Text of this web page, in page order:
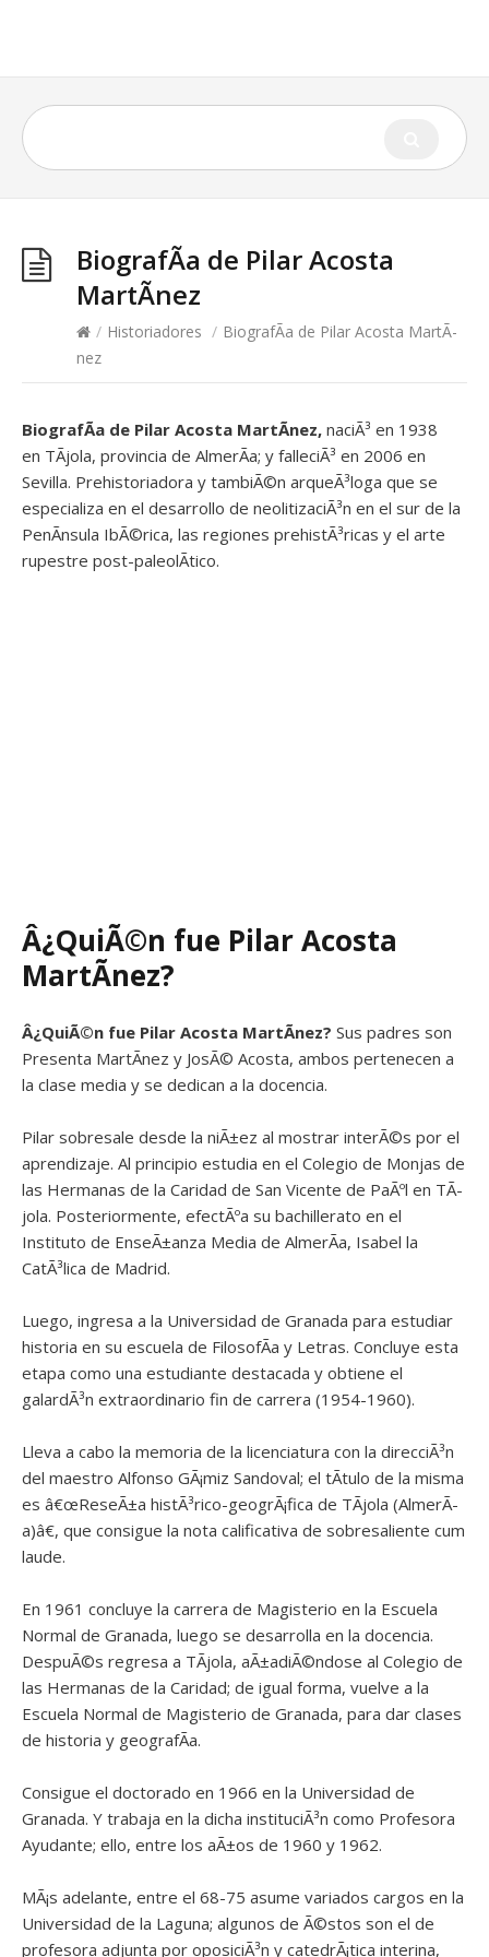
BiografÃ­a de Pilar Acosta
MartÃ­nez
/ Historiadores / BiografÃ­a de Pilar Acosta MartÃ­
nez
BiografÃ­a de Pilar Acosta MartÃ­nez, naciÃ³ en 1938
en TÃ­jola, provincia de AlmerÃ­a; y falleciÃ³ en 2006 en
Sevilla. Prehistoriadora y tambiÃ©n arqueÃ³loga que se
especializa en el desarrollo de neolitizaciÃ³n en el sur de la
PenÃ­nsula IbÃ©rica, las regiones prehistÃ³ricas y el arte
rupestre post-paleolÃ­tico.
Â¿QuiÃ©n fue Pilar Acosta
MartÃ­nez?
Â¿QuiÃ©n fue Pilar Acosta MartÃ­nez? Sus padres son
Presenta MartÃ­nez y JosÃ© Acosta, ambos pertenecen a
la clase media y se dedican a la docencia.
Pilar sobresale desde la niÃ±ez al mostrar interÃ©s por el
aprendizaje. Al principio estudia en el Colegio de Monjas de
las Hermanas de la Caridad de San Vicente de PaÃºl en TÃ­
jola. Posteriormente, efectÃºa su bachillerato en el
Instituto de EnseÃ±anza Media de AlmerÃ­a, Isabel la
CatÃ³lica de Madrid.
Luego, ingresa a la Universidad de Granada para estudiar
historia en su escuela de FilosofÃ­a y Letras. Concluye esta
etapa como una estudiante destacada y obtiene el
galardÃ³n extraordinario fin de carrera (1954-1960).
Lleva a cabo la memoria de la licenciatura con la direcciÃ³n
del maestro Alfonso GÃ¡miz Sandoval; el tÃ­tulo de la misma
es â€œReseÃ±a histÃ³rico-geogrÃ¡fica de TÃ­jola (AlmerÃ­
a)â€, que consigue la nota calificativa de sobresaliente cum
laude.
En 1961 concluye la carrera de Magisterio en la Escuela
Normal de Granada, luego se desarrolla en la docencia.
DespuÃ©s regresa a TÃ­jola, aÃ±adiÃ©ndose al Colegio de
las Hermanas de la Caridad; de igual forma, vuelve a la
Escuela Normal de Magisterio de Granada, para dar clases
de historia y geografÃ­a.
Consigue el doctorado en 1966 en la Universidad de
Granada. Y trabaja en la dicha instituciÃ³n como Profesora
Ayudante; ello, entre los aÃ±os de 1960 y 1962.
MÃ¡s adelante, entre el 68-75 asume variados cargos en la
Universidad de la Laguna; algunos de Ã©stos son el de
profesora adjunta por oposiciÃ³n y catedrÃ¡tica interina,